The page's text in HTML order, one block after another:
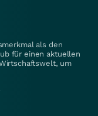
als den
für einen aktuellen
um